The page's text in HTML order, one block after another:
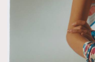
AFrenchMind